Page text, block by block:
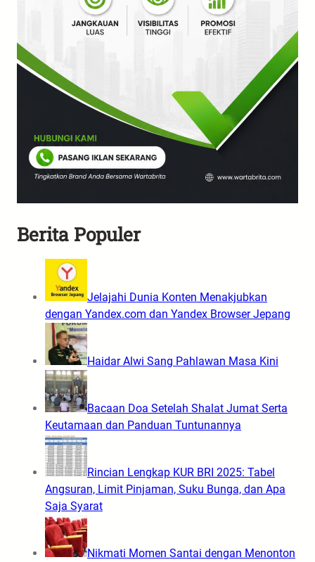
Berita Populer
Jelajahi Dunia Konten Menakjubkan
dengan Yandex.com dan Yandex Browser Jepang
Haidar Alwi Sang Pahlawan Masa Kini
Bacaan Doa Setelah Shalat Jumat Serta
Keutamaan dan Panduan Tuntunannya
Rincian Lengkap KUR BRI 2025: Tabel
Angsuran, Limit Pinjaman, Suku Bunga, dan Apa
Saja Syarat
Nikmati Momen Santai dengan Menonton